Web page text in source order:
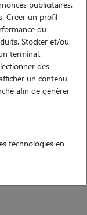
cependant nous n'en
garde d'animaux est
d'animaux
tout en
d'animaux.
publicitaires.
Créer un profil
du
Stocker et/ou
terminal.
des
un contenu
afin de générer
technologies en